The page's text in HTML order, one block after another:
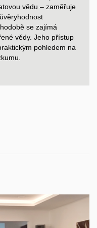
vědu – zaměřuje
se zajímá
vědy. Jeho přístup
pohledem na